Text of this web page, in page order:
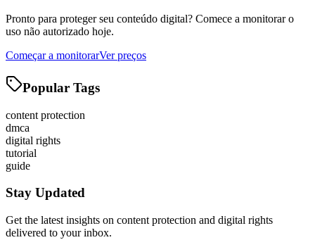
Pronto para proteger seu conteúdo digital? Comece a monitorar o
uso não autorizado hoje.
Começar a monitorarVer preços
Popular Tags
content protection
dmca
digital rights
tutorial
guide
Stay Updated
Get the latest insights on content protection and digital rights
delivered to your inbox.